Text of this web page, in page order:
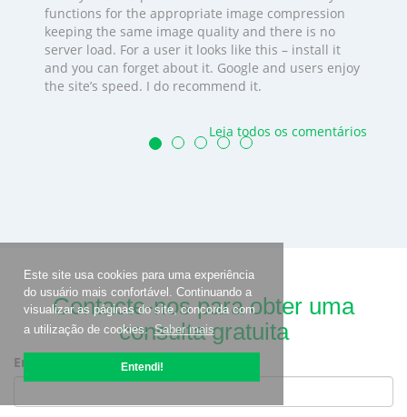
Este site usa cookies para uma experiência
do usuário mais confortável. Continuando a
visualizar as páginas do site, concorda com
a utilização de cookies.Saber mais
Entendi!
functions for the appropriate image compression
keeping the same image quality and there is no
server load. For a user it looks like this – install it
and you can forget about it. Google and users enjoy
the site’s speed. I do recommend it.
Leia todos os comentários
Contacte-nos para obter uma
consulta gratuita
Email